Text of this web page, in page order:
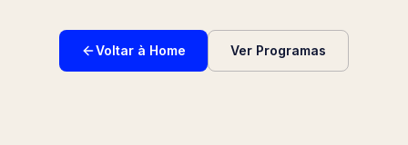
Voltar à Home Ver Programas